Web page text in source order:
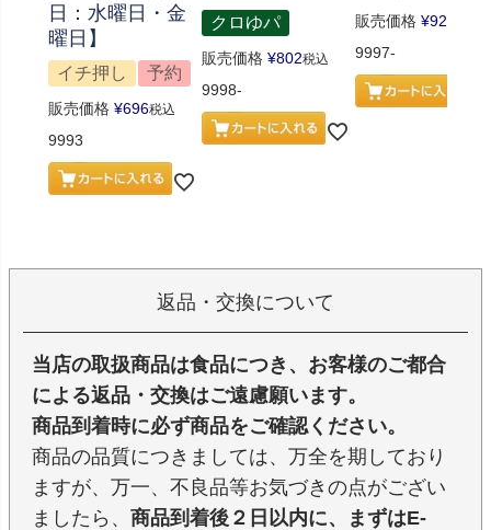
日：水曜日・金
曜日】
イチ押し 予約
販売価格 ¥696税込
9993
クロゆパ
販売価格 ¥802税込
9998-
販売価格 ¥926
9997-
返品・交換について
当店の取扱商品は食品につき、お客様のご都合
による返品・交換はご遠慮願います。
商品到着時に必ず商品をご確認ください。
商品の品質につきましては、万全を期しており
ますが、万一、不良品等お気づきの点がござい
ましたら、 商品到着後２日以内に、まずはE-